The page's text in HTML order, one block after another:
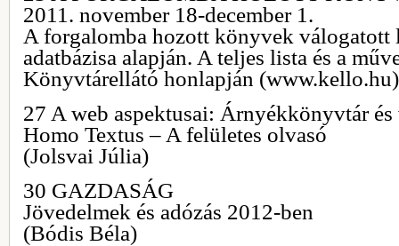
2011. november 18-december 1.
A forgalomba hozott könyvek
adatbázisa alapján. A teljes lista és a
Könyvtárellátó honlapján
27 A web aspektusai: Árnyékkönyvtár
Homo Textus – A felületes olvasó
(Jolsvai Júlia)
30 GAZDASÁG
Jövedelmek és adózás 2012-ben
(Bódis Béla)